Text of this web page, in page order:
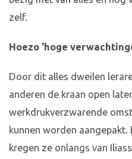
zelf.
Hoezo 'hoge
Door dit alles dweilen
anderen de kraan open
werkdrukverzwarende
kunnen worden
kregen ze onlangs van